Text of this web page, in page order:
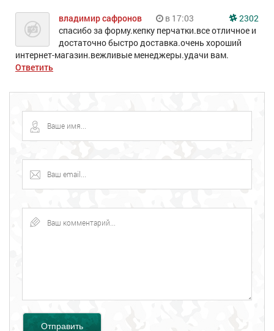
владимир сафронов в 17:03
2302
спасибо за форму.кепку перчатки.все отличное и
достаточно быстро доставка.очень хороший
интернет-магазин.вежливые менеджеры.удачи вам.
Ответить
Отправить